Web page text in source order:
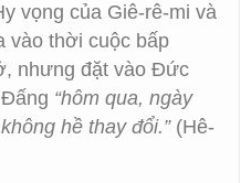
vọng của Giê-rê-mi và
vào thời cuộc bấp
nhưng đặt vào Đức
“hôm qua, ngày
hề thay đổi.”(Hê-